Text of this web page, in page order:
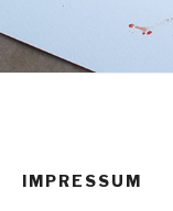
IMPRESSUM